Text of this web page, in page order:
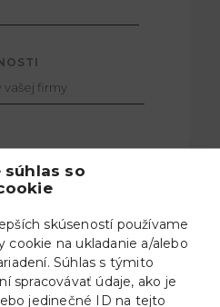
súhlas so
skúseností používame
cookie na ukladanie a/alebo
Súhlas s týmito
spracovávať údaje, ako je
jedinečné ID na tejto